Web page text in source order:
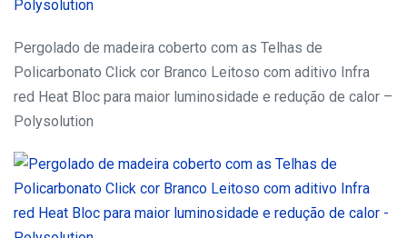
Pergolado de madeira coberto com as Telhas de
Policarbonato Click cor Branco Leitoso com aditivo Infra
red Heat Bloc para maior luminosidade e redução de calor –
Polysolution